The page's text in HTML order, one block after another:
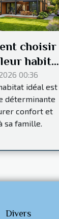
choisir
habitat
pour
?
00:36
idéal est
déterminante
confort et
sa famille.
Divers